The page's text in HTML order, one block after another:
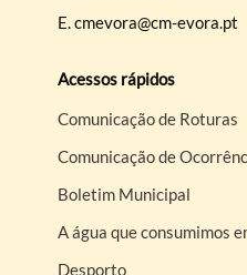
E.cmevora@cm-evora.pt
Acessos rápidos
Comunicação de Roturas
Comunicação de
Boletim Municipal
A água que consumimos
Desporto